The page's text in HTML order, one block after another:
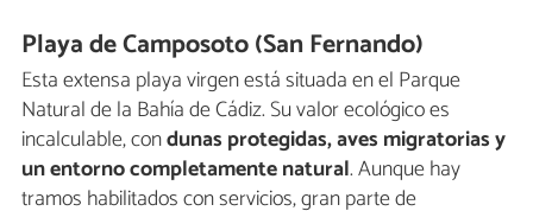
Playa de Camposoto (San Fernando)
Esta extensa playa virgen está situada en el Parque
Natural de la Bahía de Cádiz. Su valor ecológico es
incalculable, condunas protegidas, aves migratorias y
un entorno completamente natural. Aunque hay
tramos habilitados con servicios, gran parte de